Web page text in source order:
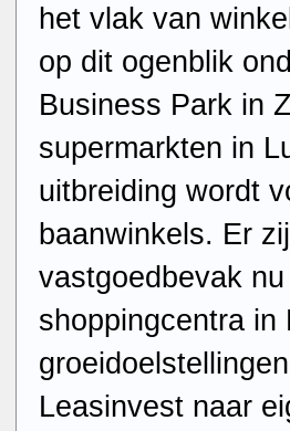
het vlak van
op dit ogenblik
Business Park in
supermarkten in
uitbreiding wordt
baanwinkels. Er
vastgoedbevak
shoppingcentra in
Leasinvest naar